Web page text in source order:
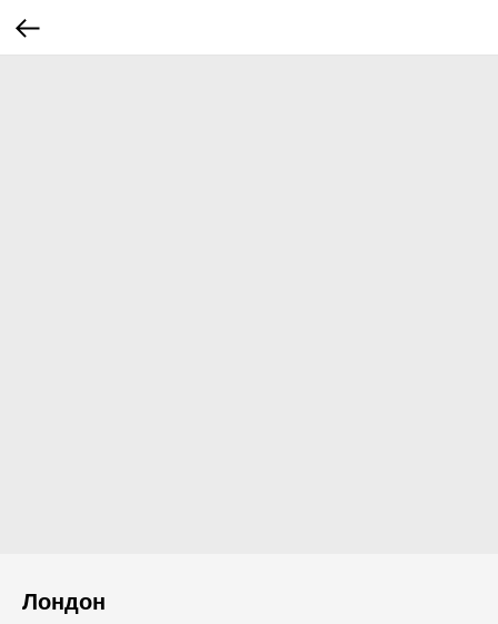
Лондон